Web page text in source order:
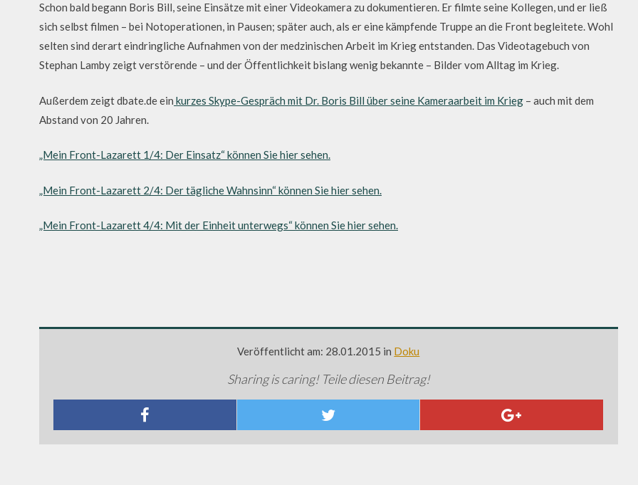
Schon bald begann Boris Bill, seine Einsätze mit einer Videokamera zu dokumentieren. Er filmte seine Kollegen, und er ließ
sich selbst filmen – bei Notoperationen, in Pausen; später auch, als er eine kämpfende Truppe an die Front begleitete. Wohl
selten sind derart eindringliche Aufnahmen von der medzinischen Arbeit im Krieg entstanden. Das Videotagebuch von
Stephan Lamby zeigt verstörende – und der Öffentlichkeit bislang wenig bekannte – Bilder vom Alltag im Krieg.
Außerdem zeigt dbate.de ein kurzes Skype-Gespräch mit Dr. Boris Bill über seine Kameraarbeit im Krieg – auch mit dem
Abstand von 20 Jahren.
„Mein Front-Lazarett 1/4: Der Einsatz“ können Sie hier sehen.
„Mein Front-Lazarett 2/4: Der tägliche Wahnsinn“ können Sie hier sehen.
„Mein Front-Lazarett 4/4: Mit der Einheit unterwegs“ können Sie hier sehen.
Veröffentlicht am: 28.01.2015 in Doku
Sharing is caring! Teile diesen Beitrag!